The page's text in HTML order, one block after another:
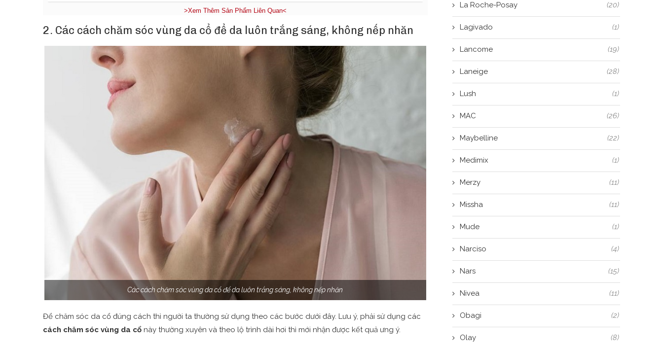
>Xem Thêm Sản Phẩm Liên Quan<
2. Các cách chăm sóc vùng da cổ để da luôn trắng sáng, không nếp nhăn
Các cách chăm sóc vùng da cổ để da luôn trắng sáng, không nếp nhăn
Để chăm sóc da cổ đúng cách thì người ta thường sử dụng theo các bước dưới đây. Lưu ý, phải sử dụng các
cách chăm sóc vùng da cổ này thường xuyên và theo lộ trình dài hơi thì mới nhận được kết quả ưng ý.
La Roche-Posay (20)
Lagivado (1)
Lancome (19)
Laneige (28)
Lush (1)
MAC (26)
Maybelline (22)
Medimix (1)
Merzy (11)
Missha (11)
Mude (1)
Narciso (4)
Nars (15)
Nivea (11)
Obagi (2)
Olay (8)